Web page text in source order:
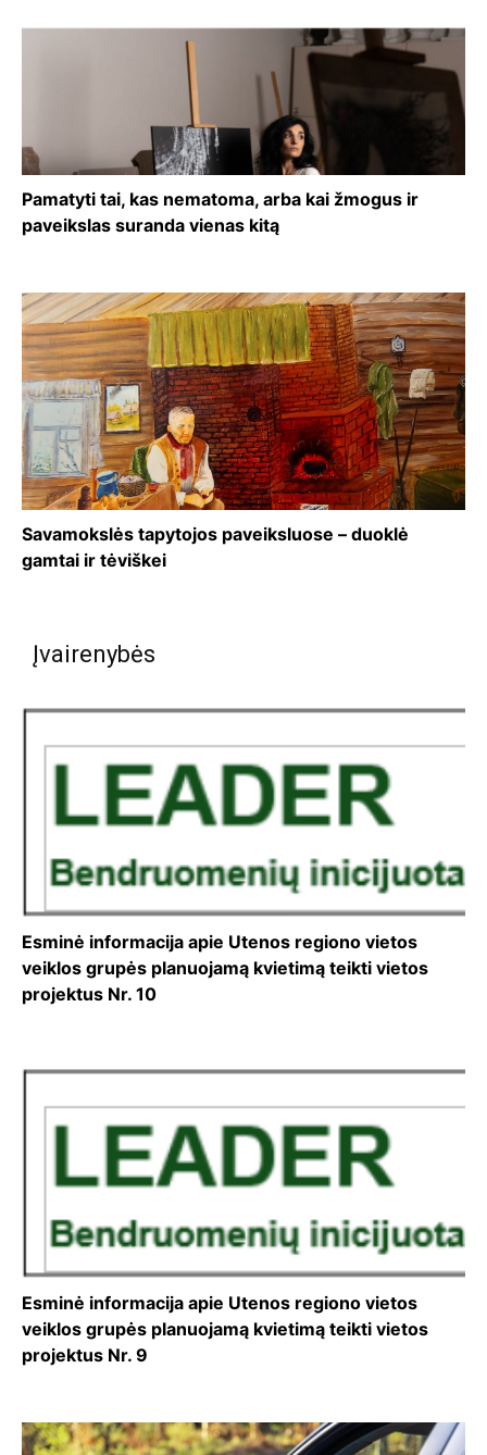
Pamatyti tai, kas nematoma, arba kai žmogus ir
paveikslas suranda vienas kitą
Savamokslės tapytojos paveiksluose – duoklė
gamtai ir tėviškei
Įvairenybės
Esminė informacija apie Utenos regiono vietos
veiklos grupės planuojamą kvietimą teikti vietos
projektus Nr. 10
Esminė informacija apie Utenos regiono vietos
veiklos grupės planuojamą kvietimą teikti vietos
projektus Nr. 9